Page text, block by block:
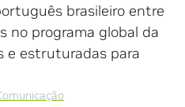
brasileiro entre
no programa global da
e estruturadas para